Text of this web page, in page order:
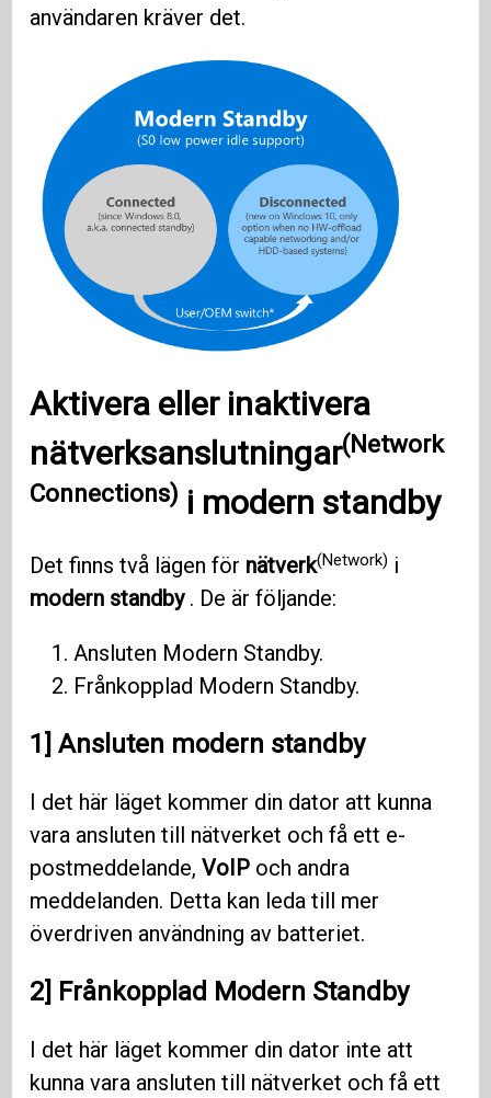
användaren kräver det.
Aktivera eller inaktivera
nätverksanslutningar(Network
Connections) i modern standby
Det finns två lägen för nätverk(Network) i
modern standby. De är följande:
Ansluten Modern Standby.
Frånkopplad Modern Standby.
1] Ansluten modern standby
I det här läget kommer din dator att kunna
vara ansluten till nätverket och få ett e-
postmeddelande,VoIP och andra
meddelanden. Detta kan leda till mer
överdriven användning av batteriet.
2] Frånkopplad Modern Standby
I det här läget kommer din dator inte att
kunna vara ansluten till nätverket och få ett